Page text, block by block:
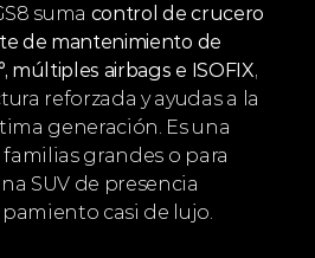
suma control de crucero
de mantenimiento de
múltiples airbags e ISOFIX,
reforzada y ayudas a la
generación. Es una
grandes o para
SUV de presencia
casi de lujo.